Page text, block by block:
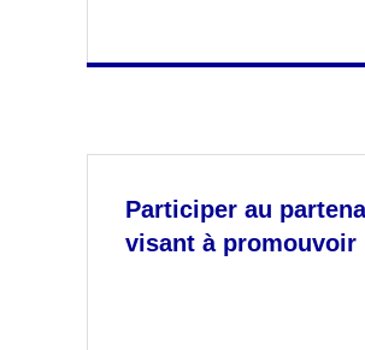
Participer au
visant à promouvoir